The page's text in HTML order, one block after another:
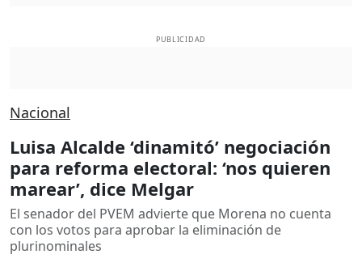
PUBLICIDAD
Nacional
Luisa Alcalde ‘dinamitó’ negociación
para reforma electoral: ‘nos quieren
marear’, dice Melgar
El senador del PVEM advierte que Morena no cuenta
con los votos para aprobar la eliminación de
plurinominales